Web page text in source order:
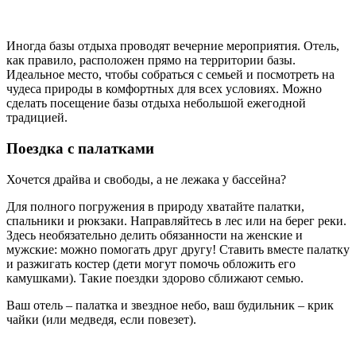
Иногда базы отдыха проводят вечерние мероприятия. Отель,
как правило, расположен прямо на территории базы.
Идеальное место, чтобы собраться с семьей и посмотреть на
чудеса природы в комфортных для всех условиях. Можно
сделать посещение базы отдыха небольшой ежегодной
традицией.
Поездка с палатками
Хочется драйва и свободы, а не лежака у бассейна?
Для полного погружения в природу хватайте палатки,
спальники и рюкзаки. Направляйтесь в лес или на берег реки.
Здесь необязательно делить обязанности на женские и
мужские: можно помогать друг другу! Ставить вместе палатку
и разжигать костер (дети могут помочь обложить его
камушками). Такие поездки здорово сближают семью.
Ваш отель – палатка и звездное небо, ваш будильник – крик
чайки (или медведя, если повезет).